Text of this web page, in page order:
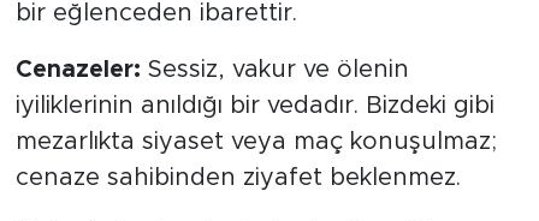
bir eğlenceden ibarettir.
Cenazeler: Sessiz, vakur ve ölenin
iyiliklerinin anıldığı bir vedadır. Bizdeki gibi
mezarlıkta siyaset veya maç konuşulmaz;
cenaze sahibinden ziyafet beklenmez.